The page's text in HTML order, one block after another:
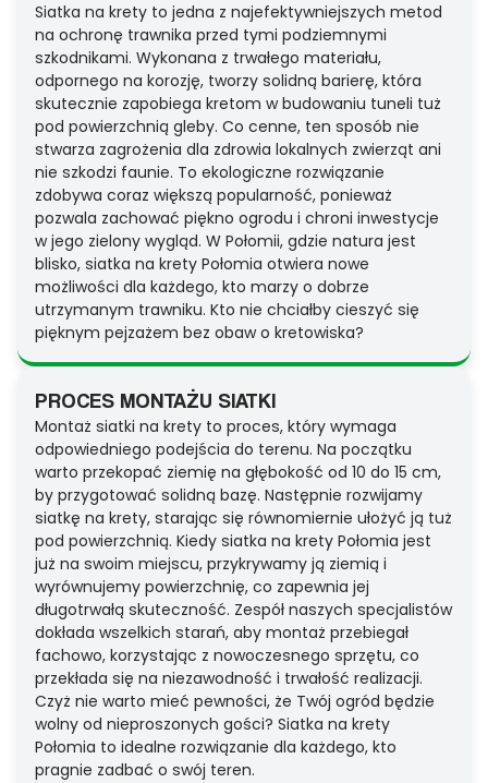
Siatka na krety to jedna z najefektywniejszych metod
na ochronę trawnika przed tymi podziemnymi
szkodnikami. Wykonana z trwałego materiału,
odpornego na korozję, tworzy solidną barierę, która
skutecznie zapobiega kretom w budowaniu tuneli tuż
pod powierzchnią gleby. Co cenne, ten sposób nie
stwarza zagrożenia dla zdrowia lokalnych zwierząt ani
nie szkodzi faunie. To ekologiczne rozwiązanie
zdobywa coraz większą popularność, ponieważ
pozwala zachować piękno ogrodu i chroni inwestycje
w jego zielony wygląd. W Połomii, gdzie natura jest
blisko, siatka na krety Połomia otwiera nowe
możliwości dla każdego, kto marzy o dobrze
utrzymanym trawniku. Kto nie chciałby cieszyć się
pięknym pejzażem bez obaw o kretowiska?
PROCES MONTAŻU SIATKI
Montaż siatki na krety to proces, który wymaga
odpowiedniego podejścia do terenu. Na początku
warto przekopać ziemię na głębokość od 10 do 15 cm,
by przygotować solidną bazę. Następnie rozwijamy
siatkę na krety, starając się równomiernie ułożyć ją tuż
pod powierzchnią. Kiedy siatka na krety Połomia jest
już na swoim miejscu, przykrywamy ją ziemią i
wyrównujemy powierzchnię, co zapewnia jej
długotrwałą skuteczność. Zespół naszych specjalistów
dokłada wszelkich starań, aby montaż przebiegał
fachowo, korzystając z nowoczesnego sprzętu, co
przekłada się na niezawodność i trwałość realizacji.
Czyż nie warto mieć pewności, że Twój ogród będzie
wolny od nieproszonych gości? Siatka na krety
Połomia to idealne rozwiązanie dla każdego, kto
pragnie zadbać o swój teren.